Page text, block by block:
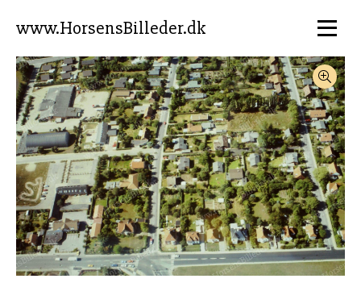
www.HorsensBilleder.dk